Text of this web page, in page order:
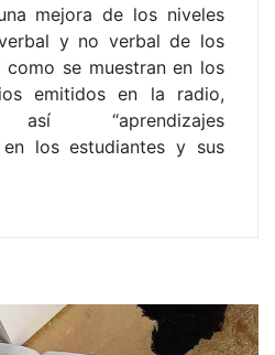
mejora de los niveles
y no verbal de los
como se muestran en los
emitidos en la radio,
así “aprendizajes
en los estudiantes y sus